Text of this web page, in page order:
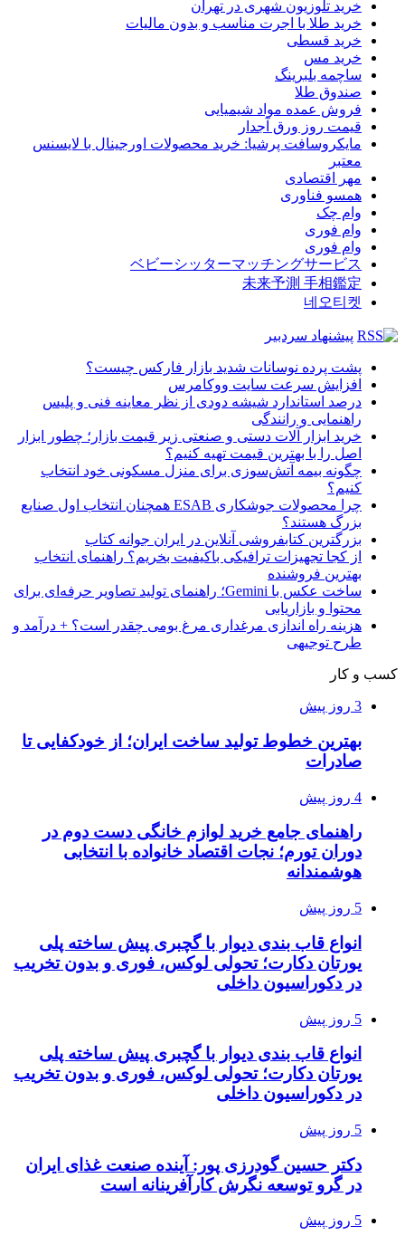
خرید تلوزیون شهری در تهران
خرید طلا با اجرت مناسب و بدون مالیات
خرید قسطی
خرید مس
ساچمه بلبرینگ
صندوق طلا
فروش عمده مواد شیمیایی
قیمت روز ورق آجدار
مایکروسافت پرشیا: خرید محصولات اورجینال با لایسنس
معتبر
مهر اقتصادی
همسو فناوری
وام چک
وام فوری
وام فوری
ベビーシッターマッチングサービス
未来予測 手相鑑定
네오티켓
پیشنهاد سردبیر
پشت پرده نوسانات شدید بازار فارکس چیست؟
افزایش سرعت سایت ووکامرس
درصد استاندارد شیشه دودی از نظر معاینه فنی و پلیس
راهنمایی و رانندگی
خرید ابزار آلات دستی و صنعتی زیر قیمت بازار؛ چطور ابزار
اصل را با بهترین قیمت تهیه کنیم؟
چگونه بیمه آتش‌سوزی برای منزل مسکونی خود انتخاب
کنیم؟
چرا محصولات جوشکاری ESAB همچنان انتخاب اول صنایع
بزرگ هستند؟
بزرگترین کتابفروشی آنلاین در ایران جوانه کتاب
از کجا تجهیزات ترافیکی باکیفیت بخریم؟ راهنمای انتخاب
بهترین فروشنده
ساخت عکس با Gemini؛ راهنمای تولید تصاویر حرفه‌ای برای
محتوا و بازاریابی
هزینه راه اندازی مرغداری مرغ بومی چقدر است؟ + درآمد و
طرح توجیهی
کسب و کار
3 روز پیش
بهترین خطوط تولید ساخت ایران؛ از خودکفایی تا
صادرات
4 روز پیش
راهنمای جامع خرید لوازم خانگی دست دوم در
دوران تورم؛ نجات اقتصاد خانواده با انتخابی
هوشمندانه
5 روز پیش
انواع قاب بندی دیوار با گچبری پیش ساخته پلی
یورتان دکارت؛ تحولی لوکس، فوری و بدون تخریب
در دکوراسیون داخلی
5 روز پیش
انواع قاب بندی دیوار با گچبری پیش ساخته پلی
یورتان دکارت؛ تحولی لوکس، فوری و بدون تخریب
در دکوراسیون داخلی
5 روز پیش
دکتر حسین گودرزی پور: آینده صنعت غذای ایران
در گرو توسعه نگرش کارآفرینانه است
5 روز پیش